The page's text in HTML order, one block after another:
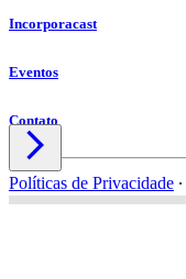
Incorporacast
Eventos
Contato

Políticas de Privacidade ∙